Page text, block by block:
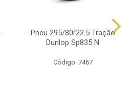
Pneu 295/80r22.5 Tração
Dunlop Sp835 N
Código: 7467